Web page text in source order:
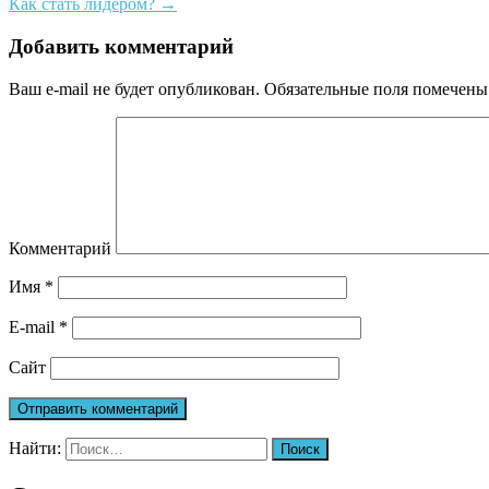
Как стать лидером? →
Добавить комментарий
Ваш e-mail не будет опубликован. Обязательные поля
Комментарий
Имя *
E-mail *
Сайт
Найти: